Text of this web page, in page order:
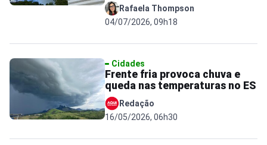
Rafaela Thompson
04/07/2026, 09h18
Cidades
Frente fria provoca chuva e
queda nas temperaturas no ES
Redação
16/05/2026, 06h30